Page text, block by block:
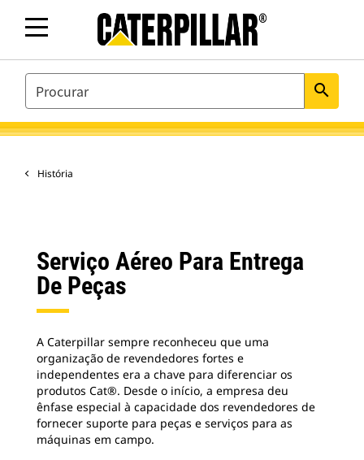
SEARCH search
História
Serviço Aéreo Para Entrega
De Peças
A Caterpillar sempre reconheceu que uma
organização de revendedores fortes e
independentes era a chave para diferenciar os
produtos Cat®. Desde o início, a empresa deu
ênfase especial à capacidade dos revendedores de
fornecer suporte para peças e serviços para as
máquinas em campo.